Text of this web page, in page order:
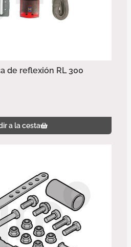
de reflexión RL 300
a la cesta